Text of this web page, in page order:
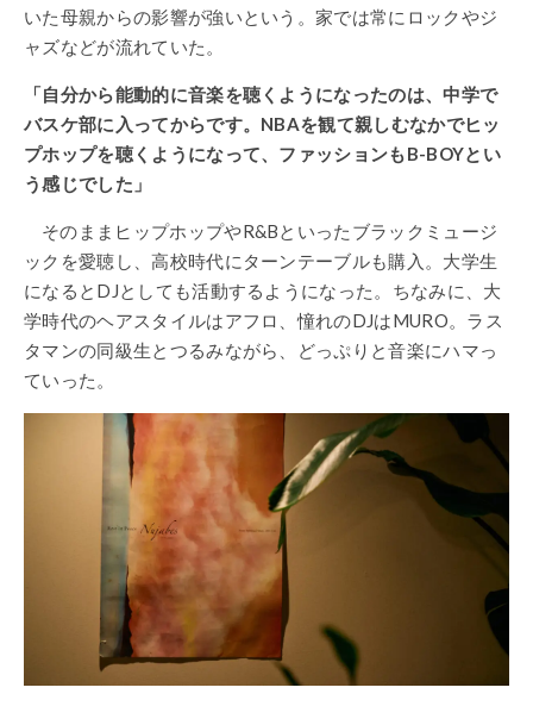
いた母親からの影響が強いという。家では常にロックやジ
ャズなどが流れていた。
「自分から能動的に音楽を聴くようになったのは、中学で
バスケ部に入ってからです。NBAを観て親しむなかでヒッ
プホップを聴くようになって、ファッションもB-BOYとい
う感じでした」
そのままヒップホップやR&Bといったブラックミュージ
ックを愛聴し、高校時代にターンテーブルも購入。大学生
になるとDJとしても活動するようになった。ちなみに、大
学時代のヘアスタイルはアフロ、憧れのDJはMURO。ラス
タマンの同級生とつるみながら、どっぷりと音楽にハマっ
ていった。